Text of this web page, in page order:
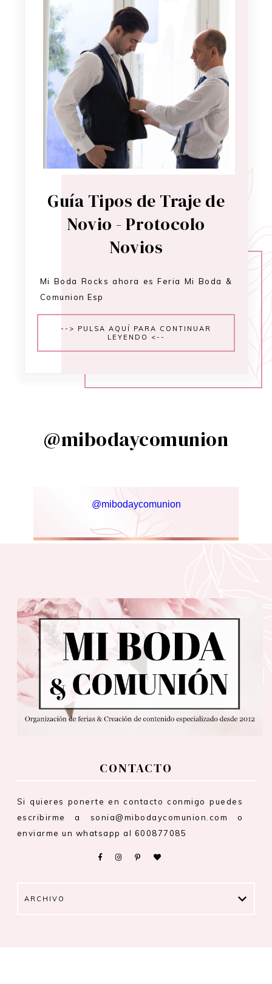
Guía Tipos de Traje de
Novio - Protocolo
Novios
Mi Boda Rocks ahora es Feria Mi Boda &
Comunion Esp
--> PULSA AQUÍ PARA CONTINUAR
LEYENDO <--
@mibodaycomunion
@mibodaycomunion
CONTACTO
Si quieres ponerte en contacto conmigo puedes
escribirme a sonia@mibodaycomunion.com o
enviarme un whatsapp al 600877085
ARCHIVO